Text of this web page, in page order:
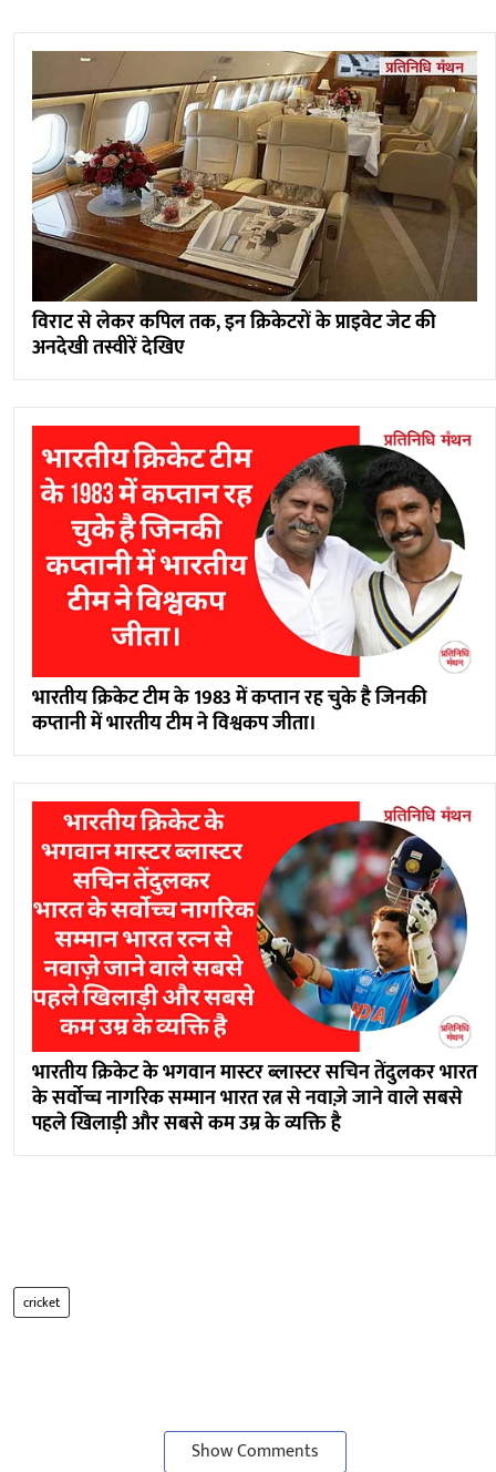
विराट से लेकर कपिल तक, इन क्रिकेटरों के प्राइवेट जेट की
अनदेखी तस्वीरें देखिए
भारतीय क्रिकेट टीम के 1983 में कप्तान रह चुके है जिनकी
कप्तानी में भारतीय टीम ने विश्वकप जीता।
भारतीय क्रिकेट के भगवान मास्टर ब्लास्टर सचिन तेंदुलकर भारत
के सर्वोच्च नागरिक सम्मान भारत रत्न से नवाज़े जाने वाले सबसे
पहले खिलाड़ी और सबसे कम उम्र के व्यक्ति है
cricket
Show Comments